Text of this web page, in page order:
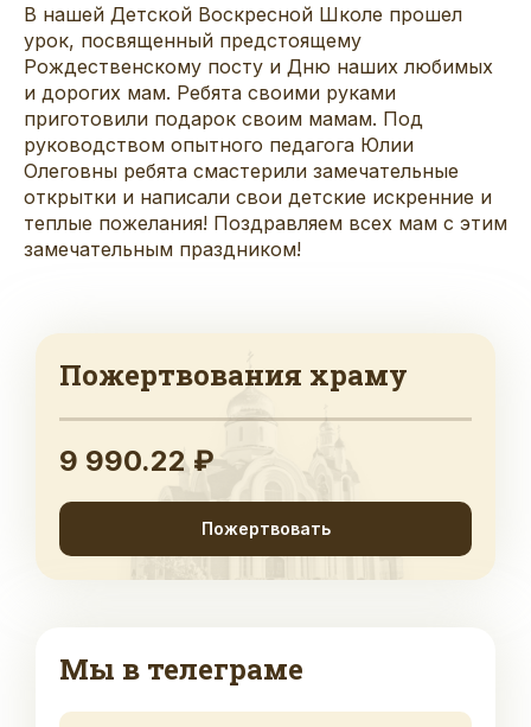
В нашей Детской Воскресной Школе прошел
урок, посвященный предстоящему
Рождественскому посту и Дню наших любимых
и дорогих мам. Ребята своими руками
приготовили подарок своим мамам. Под
руководством опытного педагога Юлии
Олеговны ребята смастерили замечательные
открытки и написали свои детские искренние и
теплые пожелания! Поздравляем всех мам с этим
замечательным праздником!
Пожертвования храму
9 990.22 ₽
Пожертвовать
Мы в телеграме